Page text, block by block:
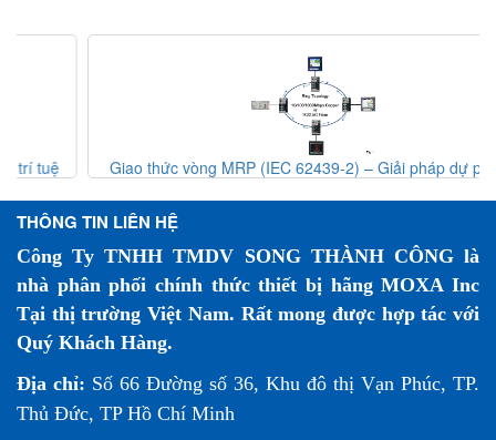
Giao thức vòng MRP (IEC 62439-2) – Giải pháp dự phòng
THÔNG TIN LIÊN HỆ
Công Ty TNHH TMDV SONG THÀNH CÔNG là
nhà phân phối chính thức thiết bị hãng MOXA Inc
Tại thị trường Việt Nam. Rất mong được hợp tác với
Quý Khách Hàng.
Địa chỉ: Số 66 Đường số 36, Khu đô thị Vạn Phúc, TP.
Thủ Đức, TP Hồ Chí Minh